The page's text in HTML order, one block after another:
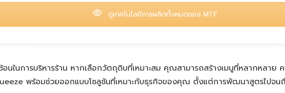
ดูเทคโนโลยีการผลิตทั้งหมดของ MTF
อนในการบริหารร้าน หากเลือกวัตถุดิบที่เหมาะสม คุณสามารถสร้างเมนูที่หลากหลาย
พร้อมช่วยออกแบบโซลูชันที่เหมาะกับธุรกิจของคุณ ตั้งแต่การพัฒนาสูตรไปจน